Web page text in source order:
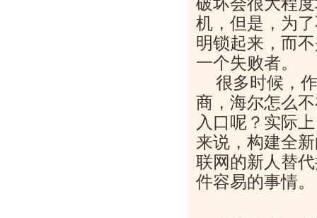
机，但是，为
明锁起来，而
一个失败者。
很多时候，
商，海尔怎么
入口呢？实际
来说，构建全
联网的新人替
件容易的事情。